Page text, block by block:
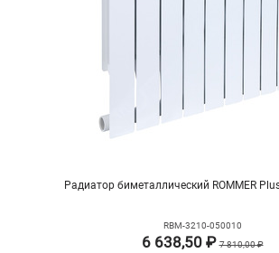
Радиатор биметаллический ROMMER
RBM-3210-050010
6 638,50 ₽7 810,00 ₽